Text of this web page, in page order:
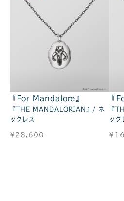
『For Mandalore』
『THE MANDALORIAN』/ ネ
ックレス
¥28,600
『
『
ック